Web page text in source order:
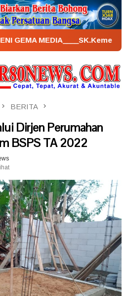
BERITA
Dirjen Perumahan
BSPS TA 2022